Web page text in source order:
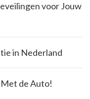
voor Jouw
in Nederland
de Auto!